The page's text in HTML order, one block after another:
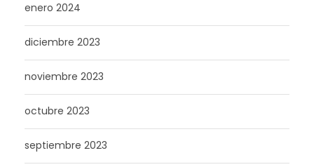
enero 2024
diciembre 2023
noviembre 2023
octubre 2023
septiembre 2023